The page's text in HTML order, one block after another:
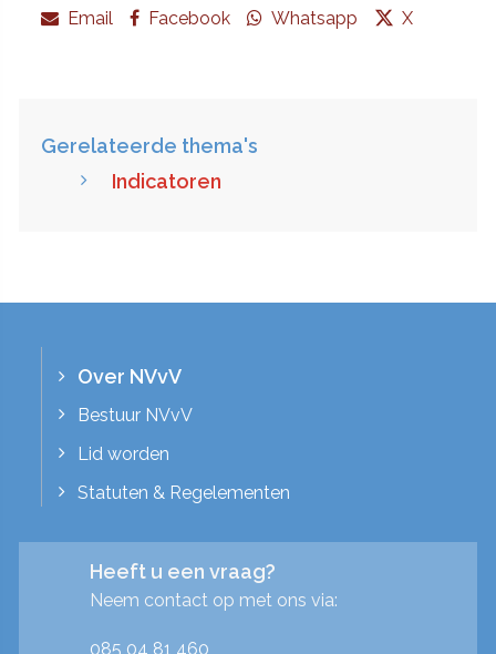
Email Facebook Whatsapp X
Gerelateerde thema's
Indicatoren
Over NVvV
Bestuur NVvV
Lid worden
Statuten & Regelementen
Heeft u een vraag?
Neem contact op met ons via:
085 04 81 460